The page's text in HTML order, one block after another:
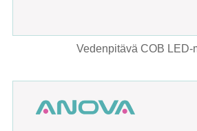
Vedenpitävä COB LED-